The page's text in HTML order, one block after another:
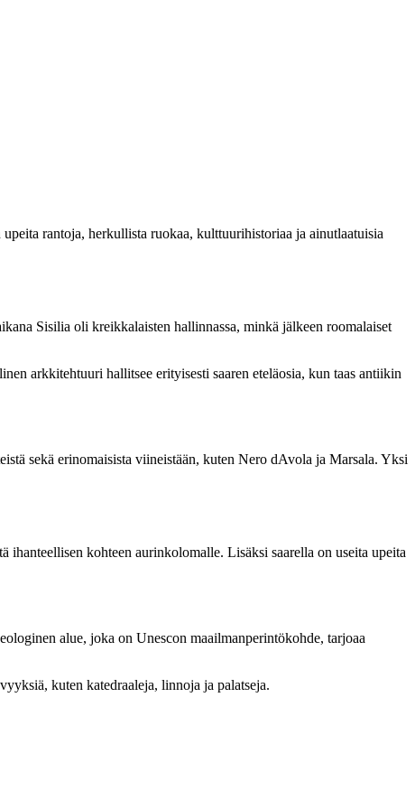
rantoja, herkullista ruokaa, kulttuurihistoriaa ja ainutlaatuisia
Sisilia oli kreikkalaisten hallinnassa, minkä jälkeen roomalaiset
arkkitehtuuri hallitsee erityisesti saaren eteläosia, kun taas antiikin
sekä erinomaisista viineistään, kuten Nero dAvola ja Marsala. Yksi
ihanteellisen kohteen aurinkolomalle. Lisäksi saarella on useita upeita
alue, joka on Unescon maailmanperintökohde, tarjoaa
kuten katedraaleja, linnoja ja palatseja.